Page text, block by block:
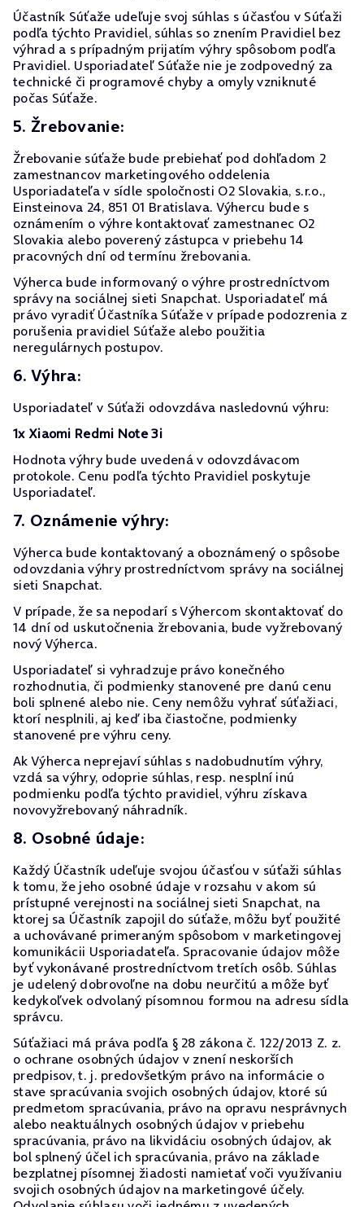
Účastník Súťaže udeľuje svoj súhlas s účasťou v Súťaži
podľa týchto Pravidiel, súhlas so znením Pravidiel bez
výhrad a s prípadným prijatím výhry spôsobom podľa
Pravidiel. Usporiadateľ Súťaže nie je zodpovedný za
technické či programové chyby a omyly vzniknuté
počas Súťaže.
5. Žrebovanie:
Žrebovanie súťaže bude prebiehať pod dohľadom 2
zamestnancov marketingového oddelenia
Usporiadateľa v sídle spoločnosti O2 Slovakia, s.r.o.,
Einsteinova 24, 851 01 Bratislava. Výhercu bude s
oznámením o výhre kontaktovať zamestnanec O2
Slovakia alebo poverený zástupca v priebehu 14
pracovných dní od termínu žrebovania.
Výherca bude informovaný o výhre prostredníctvom
správy na sociálnej sieti Snapchat. Usporiadateľ má
právo vyradiť Účastníka Súťaže v prípade podozrenia z
porušenia pravidiel Súťaže alebo použitia
neregulárnych postupov.
6. Výhra:
Usporiadateľ v Súťaži odovzdáva nasledovnú výhru:
1x Xiaomi Redmi Note 3i
Hodnota výhry bude uvedená v odovzdávacom
protokole. Cenu podľa týchto Pravidiel poskytuje
Usporiadateľ.
7. Oznámenie výhry:
Výherca bude kontaktovaný a oboznámený o spôsobe
odovzdania výhry prostredníctvom správy na sociálnej
sieti Snapchat.
V prípade, že sa nepodarí s Výhercom skontaktovať do
14 dní od uskutočnenia žrebovania, bude vyžrebovaný
nový Výherca.
Usporiadateľ si vyhradzuje právo konečného
rozhodnutia, či podmienky stanovené pre danú cenu
boli splnené alebo nie. Ceny nemôžu vyhrať súťažiaci,
ktorí nesplnili, aj keď iba čiastočne, podmienky
stanovené pre výhru ceny.
Ak Výherca neprejaví súhlas s nadobudnutím výhry,
vzdá sa výhry, odoprie súhlas, resp. nesplní inú
podmienku podľa týchto pravidiel, výhru získava
novovyžrebovaný náhradník.
8. Osobné údaje:
Každý Účastník udeľuje svojou účasťou v súťaži súhlas
k tomu, že jeho osobné údaje v rozsahu v akom sú
prístupné verejnosti na sociálnej sieti Snapchat, na
ktorej sa Účastník zapojil do súťaže, môžu byť použité
a uchovávané primeraným spôsobom v marketingovej
komunikácii Usporiadateľa. Spracovanie údajov môže
byť vykonávané prostredníctvom tretích osôb. Súhlas
je udelený dobrovoľne na dobu neurčitú a môže byť
kedykoľvek odvolaný písomnou formou na adresu sídla
správcu.
Súťažiaci má práva podľa § 28 zákona č. 122/2013 Z. z.
o ochrane osobných údajov v znení neskorších
predpisov, t. j. predovšetkým právo na informácie o
stave spracúvania svojich osobných údajov, ktoré sú
predmetom spracúvania, právo na opravu nesprávnych
alebo neaktuálnych osobných údajov v priebehu
spracúvania, právo na likvidáciu osobných údajov, ak
bol splnený účel ich spracúvania, právo na základe
bezplatnej písomnej žiadosti namietať voči využívaniu
svojich osobných údajov na marketingové účely.